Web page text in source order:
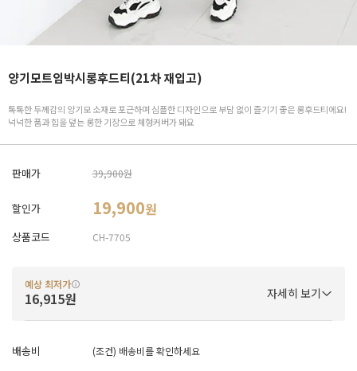
양기모트임박시롱후드티(21차 재입고)
톡톡한 두께감의 양기모 소재로 포근하며 심플한 디자인으로 부담 없이 즐기기 좋은 롱후드티에요!
넉넉한 품과 힙을 덮는 롱한 기장으로 체형커버가 돼요
판매가 39,900원
할인가 19,900원
상품코드 CH-7705
예상 최저가
16,915원 자세히 보기
배송비 (조건) 배송비를 확인하세요